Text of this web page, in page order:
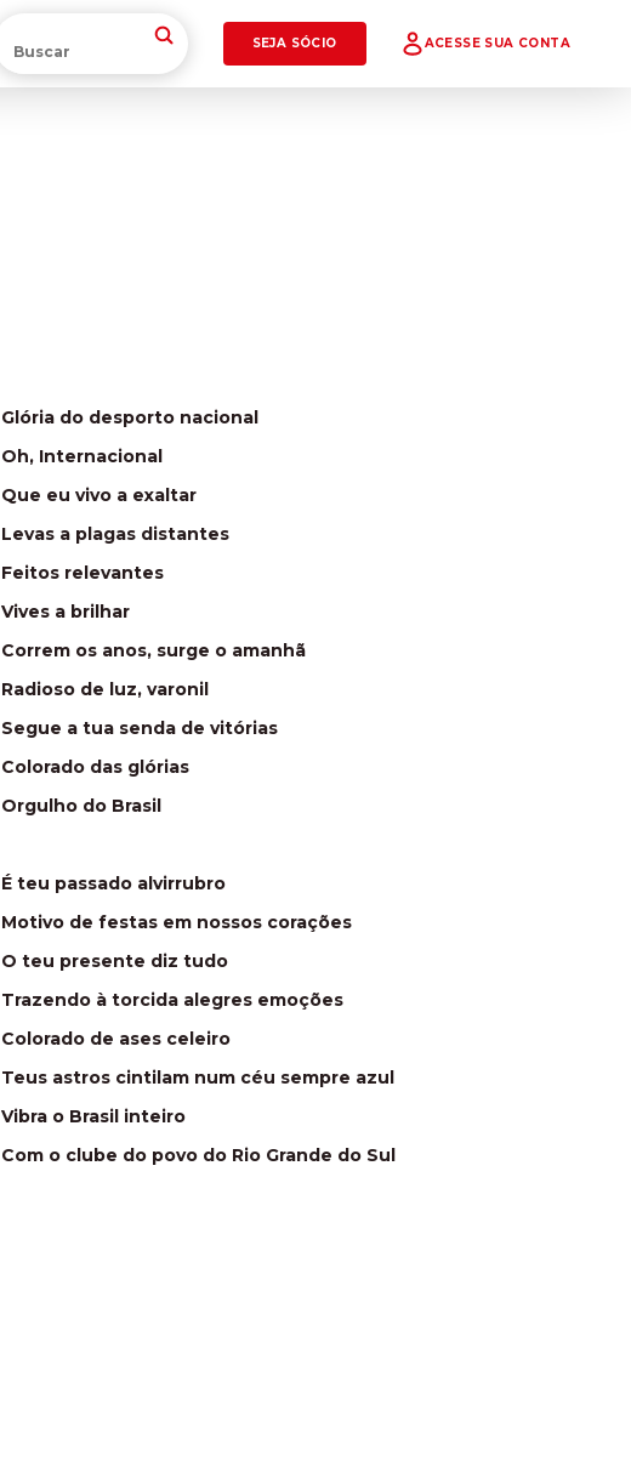
SEJA SÓCIO ACESSE SUA CONTA
Glória do desporto nacional
Oh, Internacional
Que eu vivo a exaltar
Levas a plagas distantes
Feitos relevantes
Vives a brilhar
Correm os anos, surge o amanhã
Radioso de luz, varonil
Segue a tua senda de vitórias
Colorado das glórias
Orgulho do Brasil
É teu passado alvirrubro
Motivo de festas em nossos corações
O teu presente diz tudo
Trazendo à torcida alegres emoções
Colorado de ases celeiro
Teus astros cintilam num céu sempre azul
Vibra o Brasil inteiro
Com o clube do povo do Rio Grande do Sul